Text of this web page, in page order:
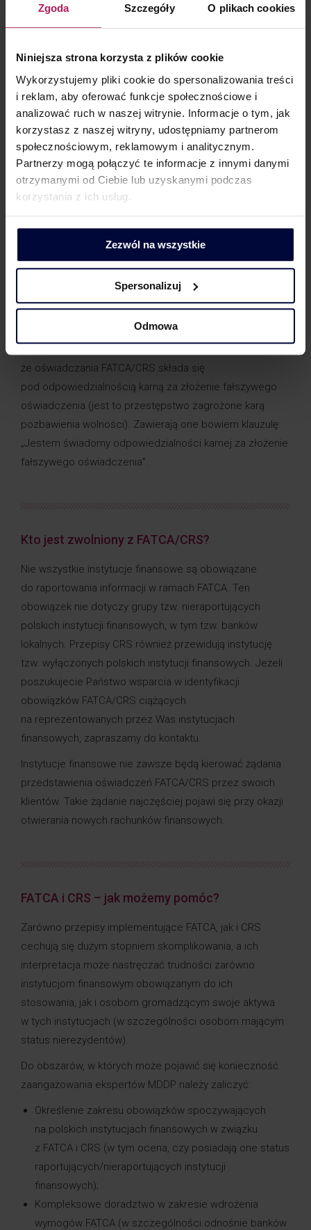
Zgoda Szczegóły O plikach cookies
Niniejsza strona korzysta z plików cookie
Wykorzystujemy pliki cookie do spersonalizowania treści
i reklam, aby oferować funkcje społecznościowe i
analizować ruch w naszej witrynie. Informacje o tym, jak
korzystasz z naszej witryny, udostępniamy partnerom
społecznościowym, reklamowym i analitycznym.
Partnerzy mogą połączyć te informacje z innymi danymi
otrzymanymi od Ciebie lub uzyskanymi podczas
korzystania z ich usług.
Zezwól na wszystkie
Spersonalizuj
Odmowa
Polski).
Jakie produkty podlegają FATCA/CRS?
Instytucje finansowe – obowiązane do stosowania
przepisów FATCA/CRS – weryfikują rachunki finansowe,
aby zidentyfikować pośród nich (amerykańskie) rachunki
raportowane. Weryfikacja dotyczy takich rachunków jak
rachunki bankowe, rachunki papierów wartościowych,
w określonych funduszach inwestycyjnych.
Jakie są konsekwencje złożenia fałszywego
oświadczenia FATCA/CRS?
że oświadczania FATCA/CRS składa się
pod odpowiedzialnością karną za złożenie fałszywego
oświadczenia (jest to przestępstwo zagrożone karą
pozbawienia wolności). Zawierają one bowiem klauzulę:
„Jestem świadomy odpowiedzialności karnej za złożenie
fałszywego oświadczenia”.
Kto jest zwolniony z FATCA/CRS?
Nie wszystkie instytucje finansowe są obowiązane
do raportowania informacji w ramach FATCA. Ten
obowiązek nie dotyczy grupy tzw. nieraportujących
polskich instytucji finansowych, w tym tzw. banków
lokalnych. Przepisy CRS również przewidują instytucję
tzw. wyłączonych polskich instytucji finansowych. Jeżeli
poszukujecie Państwo wsparcia w identyfikacji
obowiązków FATCA/CRS ciążących
na reprezentowanych przez Was instytucjach
finansowych, zapraszamy do kontaktu.
Instytucje finansowe nie zawsze będą kierować żądania
przedstawienia oświadczeń FATCA/CRS przez swoich
klientów. Takie żądanie najczęściej pojawi się przy okazji
otwierania nowych rachunków finansowych.
FATCA i CRS – jak możemy pomóc?
Zarówno przepisy implementujące FATCA, jak i CRS
cechują się dużym stopniem skomplikowania, a ich
interpretacja może nastręczać trudności zarówno
instytucjom finansowym obowiązanym do ich
stosowania, jak i osobom gromadzącym swoje aktywa
w tych instytucjach (w szczególności osobom mającym
status nierezydentów).
Do obszarów, w których może pojawić się konieczność
zaangażowania ekspertów MDDP należy zaliczyć:
Określenie zakresu obowiązków spoczywających
na polskich instytucjach finansowych w związku
z FATCA i CRS (w tym ocena, czy posiadają one status
raportujących/nieraportujących instytucji
finansowych);
Kompleksowe doradztwo w zakresie wdrożenia
wymogów FATCA (w szczególności odnośnie banków